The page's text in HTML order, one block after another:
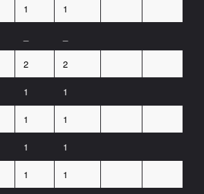
1 1
2 2
1 1
1 1
1 1
1 1